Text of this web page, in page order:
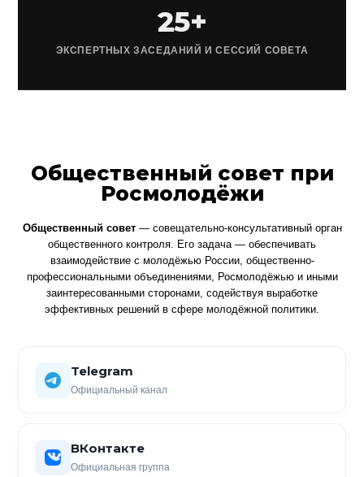
25+
ЭКСПЕРТНЫХ ЗАСЕДАНИЙ И СЕССИЙ СОВЕТА
Общественный совет при
Росмолодёжи
Общественный совет— совещательно-консультативный орган
общественного контроля. Его задача — обеспечивать
взаимодействие с молодёжью России, общественно-
профессиональными объединениями, Росмолодёжью и иными
заинтересованными сторонами, содействуя выработке
эффективных решений в сфере молодёжной политики.
Telegram
Официальный канал
ВКонтакте
Официальная группа